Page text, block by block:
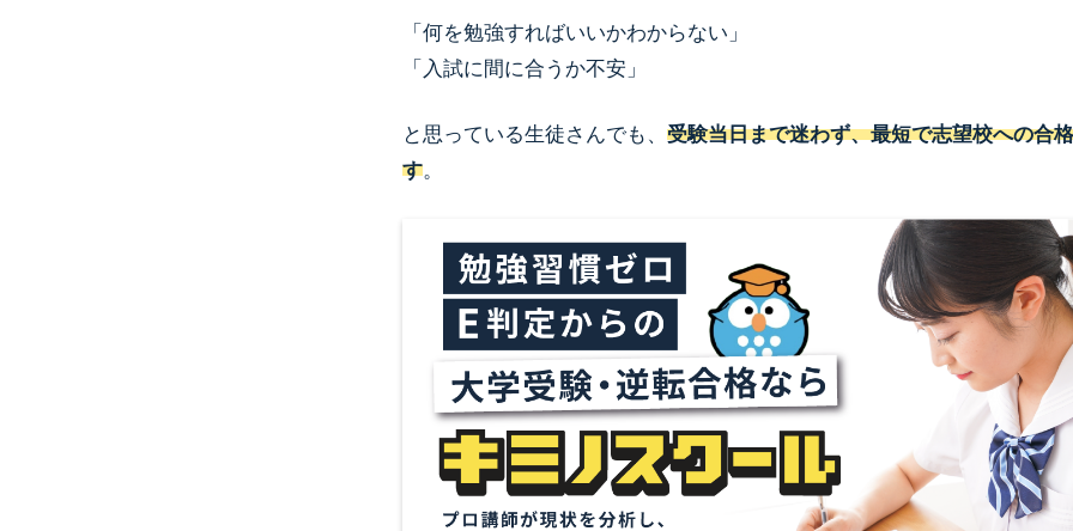
「何を勉強すればいいかわからない」
「入試に間に合うか不安」
と思っている生徒さんでも、 受験当日まで迷わず、最短で志望校への合
す。